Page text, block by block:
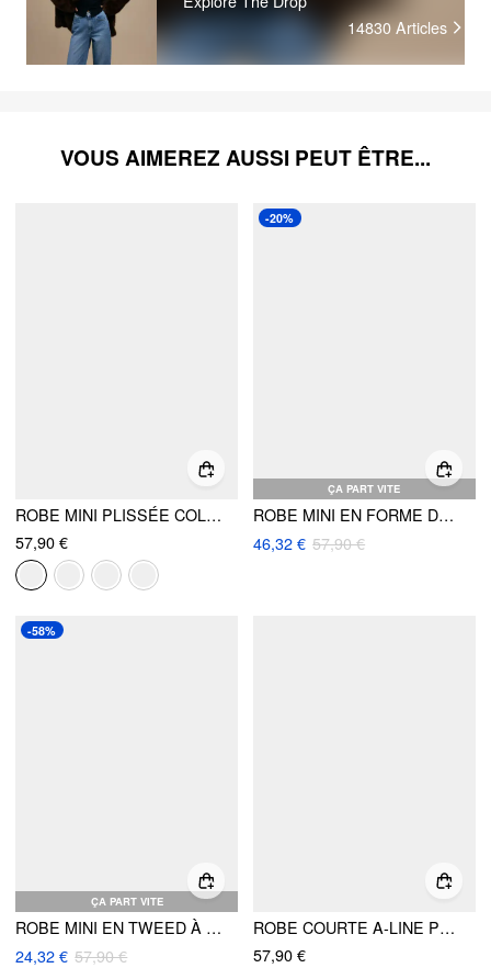
14830 Articles
VOUS AIMEREZ AUSSI PEUT ÊTRE...
ROBE MINI PLISSÉE COL BATEAU A-LINE
57,90 €
ÇA PART VITE
-20%
ROBE MINI EN FORME DE A À COL ROULÉ ET BLOC DE COULEURS NOUÉ
46,32 € 57,90 €
ÇA PART VITE
-58%
ROBE MINI EN TWEED À ÉPAULEMENTS DÉNUDÉS ET BOUTONS EN FORME DE A
24,32 € 57,90 €
ROBE COURTE A-LINE PLISSÉE COL BATEAU EN LIN MÉLANGÉ
57,90 €